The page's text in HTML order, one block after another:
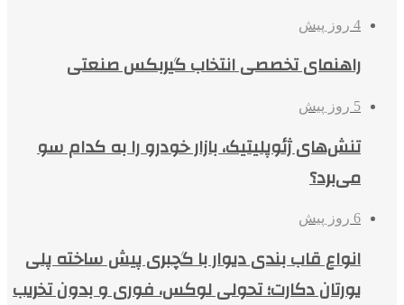
4 روز پیش
راهنمای تخصصی انتخاب گیربکس صنعتی
5 روز پیش
تنش‌های ژئوپلیتیک، بازار خودرو را به کدام سو
می‌برد؟
6 روز پیش
انواع قاب بندی دیوار با گچبری پیش ساخته پلی
یورتان دکارت؛ تحولی لوکس، فوری و بدون تخریب